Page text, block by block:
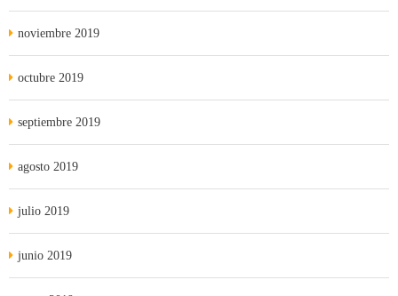
noviembre 2019
octubre 2019
septiembre 2019
agosto 2019
julio 2019
junio 2019